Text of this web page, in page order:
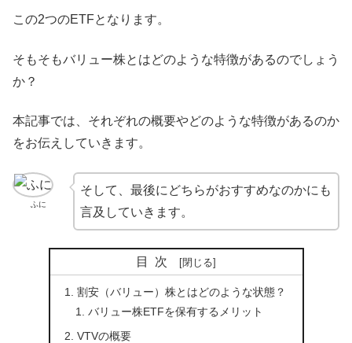
この2つのETFとなります。
そもそもバリュー株とはどのような特徴があるのでしょう
か？
本記事では、それぞれの概要やどのような特徴があるのか
をお伝えしていきます。
ふに
そして、最後にどちらがおすすめなのかにも
言及していきます。
目次
割安（バリュー）株とはどのような状態？
バリュー株ETFを保有するメリット
VTVの概要